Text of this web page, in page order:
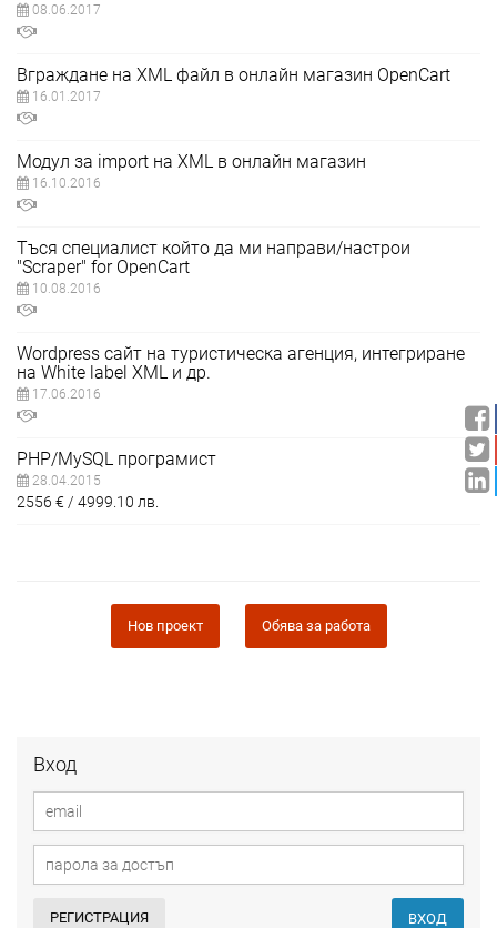
Вход
РЕГИСТРАЦИЯ ВХОД
08.06.2017
Вграждане на XML файл в онлайн магазин OpenCart
16.01.2017
Модул за import на XML в онлайн магазин
16.10.2016
Тъся специалист който да ми направи/настрои
"Scraper" for OpenCart
10.08.2016
Wordpress сайт на туристическа агенция, интегриране
на White label XML и др.
17.06.2016
PHP/MySQL програмист
28.04.2015
2556 € 4999.10 лв.
Нов проект Обява за работа